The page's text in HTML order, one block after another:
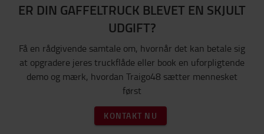
ER DIN GAFFELTRUCK BLEVET EN SKJULT
UDGIFT?
Få en rådgivende samtale om, hvornår det kan betale sig
at opgradere jeres truckflåde eller book en uforpligtende
demo og mærk, hvordan Traigo48 sætter mennesket
først
KONTAKT NU